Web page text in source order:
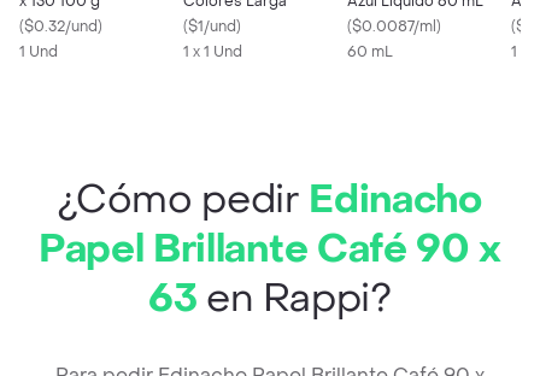
($0.32/und)
1 Und
($1/und)
1 x 1 Und
($0.0087/ml)
60 mL
(
1
¿Cómo pedir Edinacho
Papel Brillante Café 90 x
63 en Rappi?